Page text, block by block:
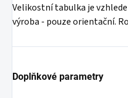
Velikostní tabulka je
výroba - pouze orientační.
Doplňkové parametry